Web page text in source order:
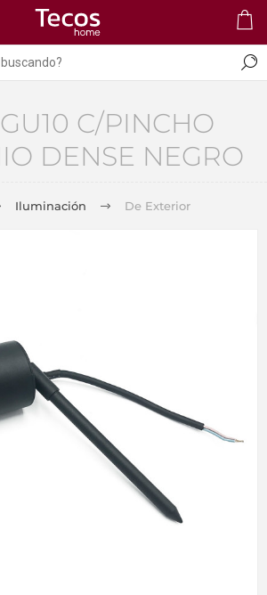
C/PINCHO
DENSE NEGRO
Iluminación De Exterior